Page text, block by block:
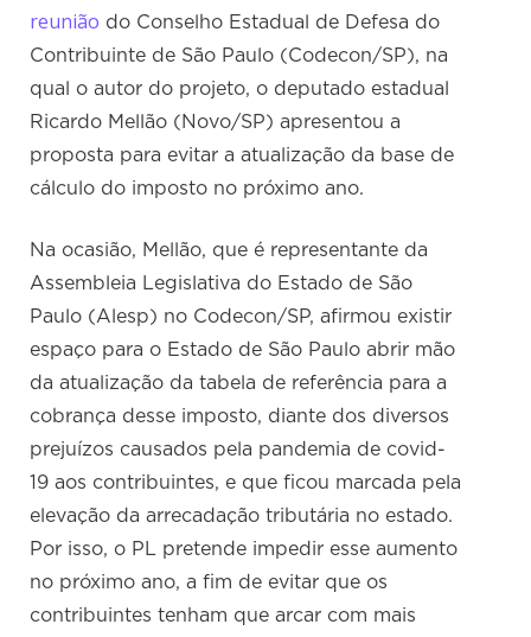
reunião do Conselho Estadual de Defesa do
Contribuinte de São Paulo (Codecon/SP), na
qual o autor do projeto, o deputado estadual
Ricardo Mellão (Novo/SP) apresentou a
proposta para evitar a atualização da base de
cálculo do imposto no próximo ano.
Na ocasião, Mellão, que é representante da
Assembleia Legislativa do Estado de São
Paulo (Alesp) no Codecon/SP, afirmou existir
espaço para o Estado de São Paulo abrir mão
da atualização da tabela de referência para a
cobrança desse imposto, diante dos diversos
prejuízos causados pela pandemia de covid-
19 aos contribuintes, e que ficou marcada pela
elevação da arrecadação tributária no estado.
Por isso, o PL pretende impedir esse aumento
no próximo ano, a fim de evitar que os
contribuintes tenham que arcar com mais